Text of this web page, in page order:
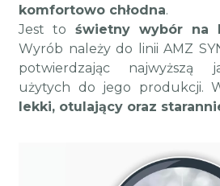
komfortowo chłodna.
Jest to świetny wybór na
Wyrób należy do linii AMZ
potwierdzając najwyższą
użytych do jego produkcji.
lekki, otulający oraz